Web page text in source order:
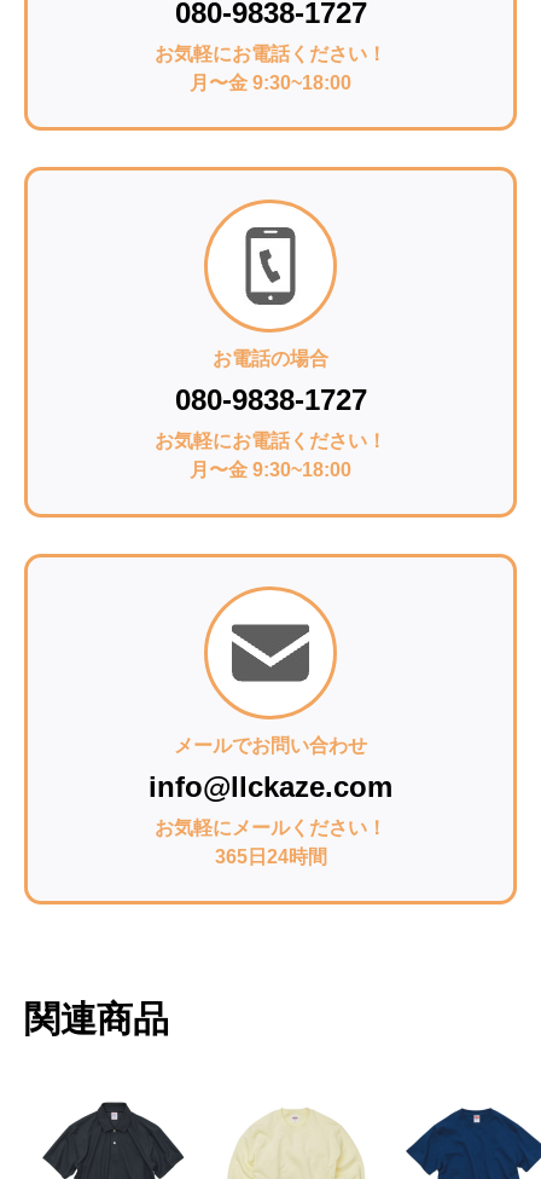
080-9838-1727
お気軽にお電話ください！
月〜金 9:30~18:00
お電話の場合
080-9838-1727
お気軽にお電話ください！
月〜金 9:30~18:00
メールでお問い合わせ
info@llckaze.com
お気軽にメールください！
365日24時間
関連商品